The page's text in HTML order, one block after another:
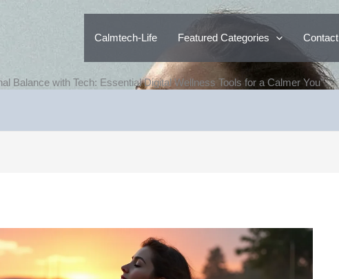
Calmtech-Life Featured Categories Contact
Balance with Tech: Essential Digital Wellness Tools for a Calmer You”